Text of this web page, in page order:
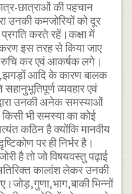
छात्राओं की पहचान
उनकी कमजोरियों को दूर
करते रहें।कक्षा में
इस तरह से किया जाए
रुचि कर एवं आकर्षक लगे।
आदि के कारण बालक
व्यवहार एवं
उनकी अनेक समस्याओं
भी समस्या का कोई
कठिन है क्योंकि मानवीय
पर ही निर्भर है।
है तो जो विषयवस्तु पढ़ाई
कालांश लेकर उनकी
भिन्नों